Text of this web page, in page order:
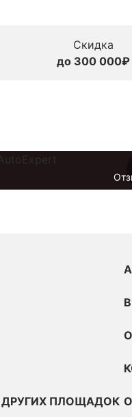
Скидка
до 300 000₽
ПЛОЩАДОК